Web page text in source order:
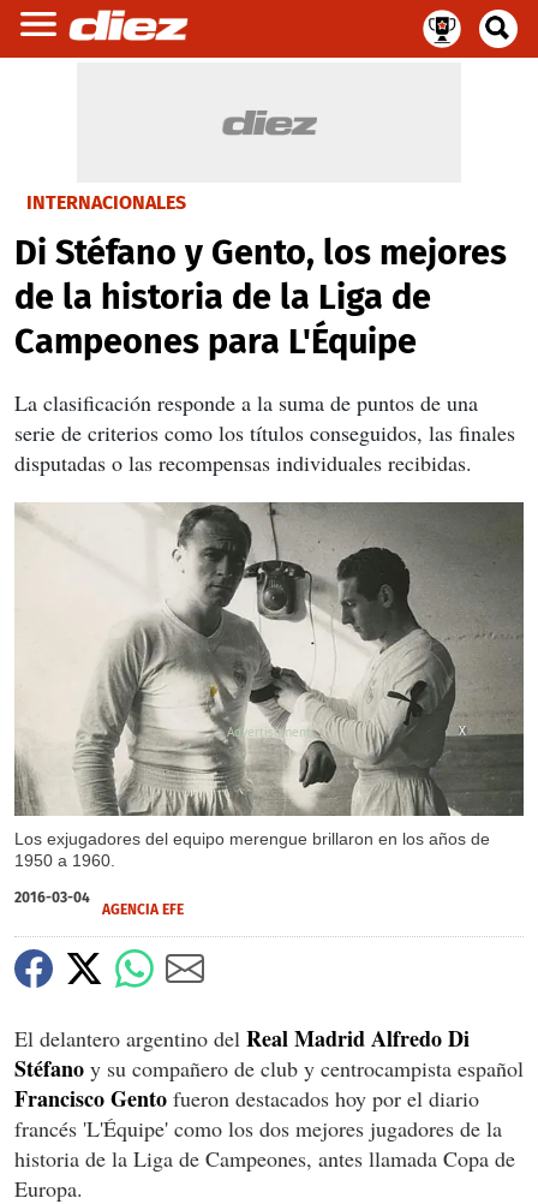
INTERNACIONALES
Di Stéfano y Gento, los mejores
de la historia de la Liga de
Campeones para L'Équipe
La clasificación responde a la suma de puntos de una
serie de criterios como los títulos conseguidos, las finales
disputadas o las recompensas individuales recibidas.
Los exjugadores del equipo merengue brillaron en los años de
1950 a 1960.
X
2016-03-04
AGENCIA EFE
El delantero argentino del Real Madrid Alfredo Di
Stéfano y su compañero de club y centrocampista español
Francisco Gento fueron destacados hoy por el diario
francés 'L'Équipe' como los dos mejores jugadores de la
historia de la Liga de Campeones, antes llamada Copa de
Europa.